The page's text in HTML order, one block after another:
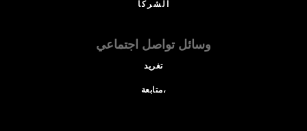
الشركا
وسائل تواصل اجتماعي
تغريد
متابعة،